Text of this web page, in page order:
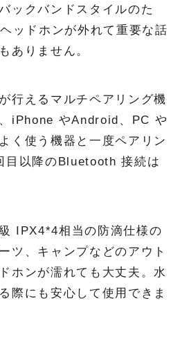
ックバンドスタイルのた
ッドホンが外れて重要な話
ありません。
行えるマルチペアリング機
iPhone やAndroid、PC や
く使う機器と一度ペアリン
目以降のBluetooth 接続は
IPX4*4相当の防滴仕様の
ツ、キャンプなどのアウト
ホンが濡れても大丈夫。水
際にも安心して使用できま